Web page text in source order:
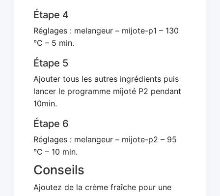
Étape 4
Réglages : melangeur – mijote-p1 – 130
°C – 5 min.
Étape 5
Ajouter tous les autres ingrédients puis
lancer le programme mijoté P2 pendant
10min.
Étape 6
Réglages : melangeur – mijote-p2 – 95
°C – 10 min.
Conseils
Ajoutez de la crème fraîche pour une